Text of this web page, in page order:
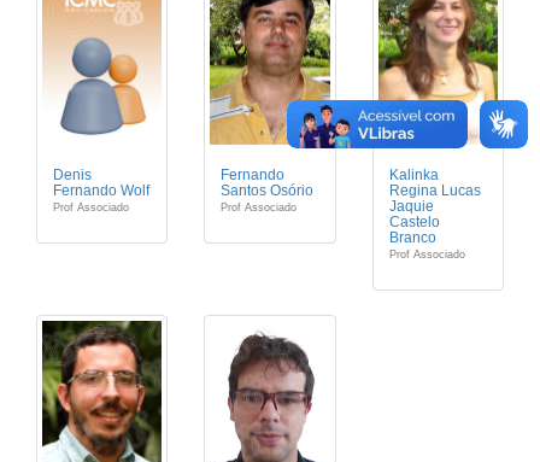
Denis
Fernando Wolf
Prof Associado
Fernando
Santos Osório
Prof Associado
Kalinka
Regina Lucas
Jaquie
Castelo
Branco
Prof Associado